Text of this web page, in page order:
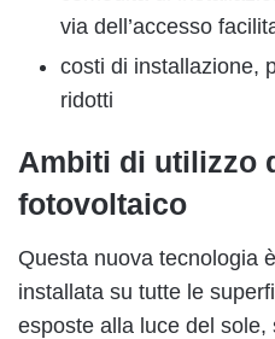
via dell’accesso
costi di installazione,
ridotti
Ambiti di utilizzo
fotovoltaico
Questa nuova tecnologia
installata su tutte le
esposte alla luce del sole,